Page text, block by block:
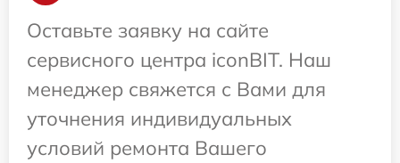
Оставьте заявку на сайте
сервисного центра iconBIT. Наш
менеджер свяжется с Вами для
уточнения индивидуальных
условий ремонта Вашего